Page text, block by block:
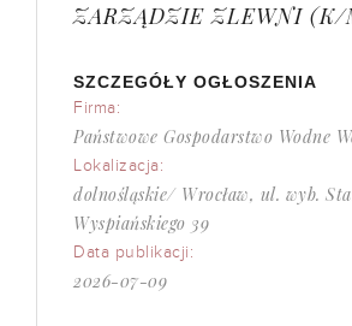
ZARZĄDZIE ZLEWNI (K/
SZCZEGÓŁY OGŁOSZENIA
Firma:
Państwowe Gospodarstwo Wodne
Lokalizacja:
dolnośląskie/ Wrocław, ul. wyb.
Wyspiańskiego 39
Data publikacji:
2026-07-09